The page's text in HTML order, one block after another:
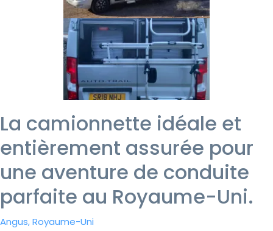
La camionnette idéale et
entièrement assurée pour
une aventure de conduite
parfaite au Royaume-Uni.
Angus, Royaume-Uni